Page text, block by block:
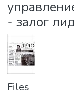
Statistics
- залог
Files